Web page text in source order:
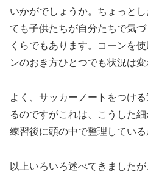
いかがでしょうか。ちょっと
ても子供たちが自分たちで気
くらでもあります。コーンを
ンのおき方ひとつでも状況は変
よく、サッカーノートをつけ
るのですがこれは、こうした
練習後に頭の中で整理している
以上いろいろ述べてきました